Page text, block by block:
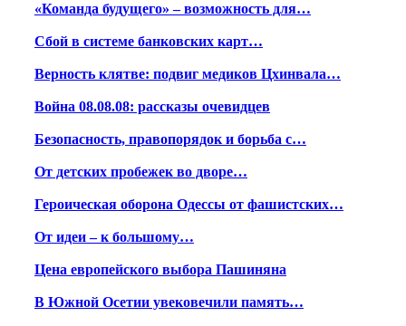
«Команда будущего» – возможность для…
Сбой в системе банковских карт…
Верность клятве: подвиг медиков Цхинвала…
Война 08.08.08: рассказы очевидцев
Безопасность, правопорядок и борьба с…
От детских пробежек во дворе…
Героическая оборона Одессы от фашистских…
От идеи – к большому…
Цена европейского выбора Пашиняна
В Южной Осетии увековечили память…